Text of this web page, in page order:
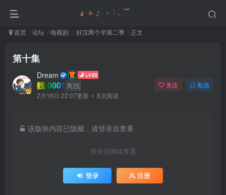
首页 论坛 电视剧 好汉两个半第二季 正文
第十集
Dream
靓:0001 离线
2月16日 22:07更新 8次阅读
关注 私信
该版块内容已隐藏，请登录后查看
登录后继续查看
登录 注册